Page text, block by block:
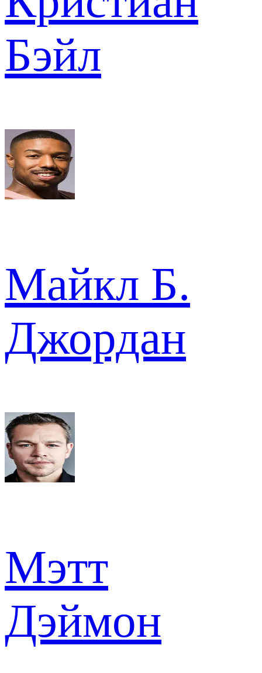
Бэйл
Майкл Б.
Джордан
Мэтт
Дэймон